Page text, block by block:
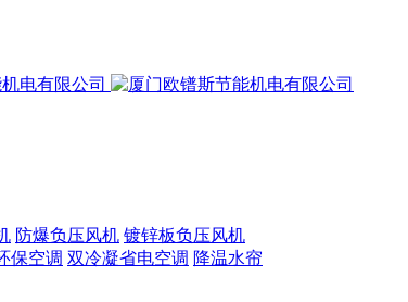
防爆负压风机 镀锌板负压风机
保空调 双冷凝省电空调 降温水帘